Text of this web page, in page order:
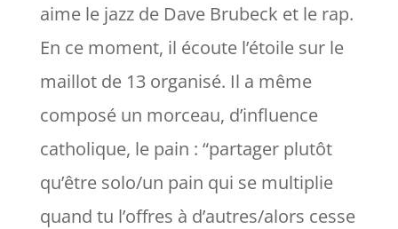
aime le jazz de Dave Brubeck et le rap.
En ce moment, il écoute l’étoile sur le
maillotde 13 organisé. Il a même
composé un morceau, d’influence
catholique, le pain : “partager plutôt
qu’être solo/un pain qui se multiplie
quand tu l’offres à d’autres/alors cesse